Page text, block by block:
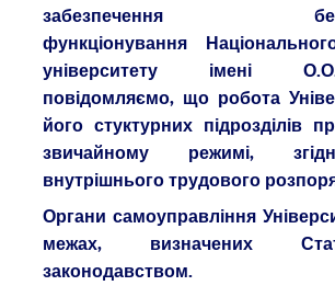
забезпечення
функціонування
університету імені
повідомляємо, що робота
його стуктурних підрозділів
звичайному режимі,
внутрішнього трудового
Органи самоуправління
межах, визначених
законодавством.